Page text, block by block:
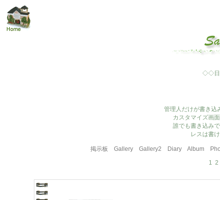
◇◇日
管理人だけが書き込
カスタマイズ画
誰でも書き込み
レスは書
掲示板 Gallery Gallery2 Diary Album
1 2